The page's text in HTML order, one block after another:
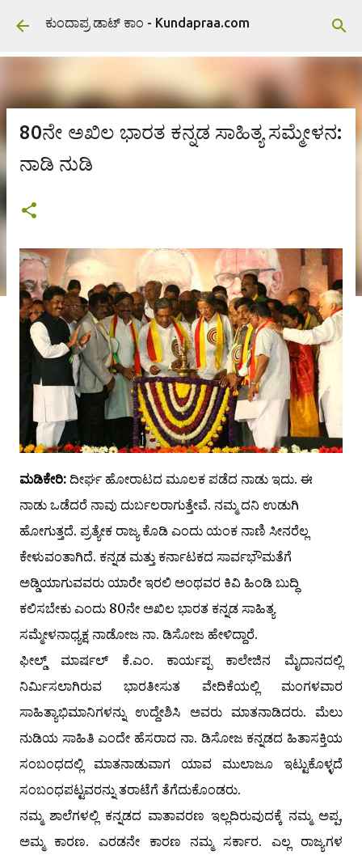
ವಿಷಯಕ್ಕೆ ಹೋಗಿ
ಕುಂದಾಪ್ರ ಡಾಟ್ ಕಾಂ - Kundapraa.com
80ನೇ ಅಖಿಲ ಭಾರತ ಕನ್ನಡ ಸಾಹಿತ್ಯ ಸಮ್ಮೇಳನ:
ನಾಡಿ ನುಡಿ
ಮಡಿಕೇರಿ: ದೀರ್ಘ ಹೋರಾಟದ ಮೂಲಕ ಪಡೆದ ನಾಡು ಇದು. ಈ
ನಾಡು ಒಡೆದರೆ ನಾವು ದುರ್ಬಲರಾಗುತ್ತೇವೆ. ನಮ್ಮ ದನಿ ಉಡುಗಿ
ಹೋಗುತ್ತದೆ. ಪ್ರತ್ಯೇಕ ರಾಜ್ಯ ಕೊಡಿ ಎಂದು ಯಂಕ ನಾಣಿ ಸೀನರೆಲ್ಲ
ಕೇಳುವಂತಾಗಿದೆ. ಕನ್ನಡ ಮತ್ತು ಕರ್ನಾಟಕದ ಸಾರ್ವಭೌಮತೆಗೆ
ಅಡ್ಡಿಯಾಗುವವರು ಯಾರೇ ಇರಲಿ ಅಂಥವರ ಕಿವಿ ಹಿಂಡಿ ಬುದ್ಧಿ
ಕಲಿಸಬೇಕು ಎಂದು 80ನೇ ಅಖಿಲ ಭಾರತ ಕನ್ನಡ ಸಾಹಿತ್ಯ
ಸಮ್ಮೇಳನಾಧ್ಯಕ್ಷ ನಾಡೋಜ ನಾ. ಡಿಸೋಜ ಹೇಳಿದ್ದಾರೆ.
ಫೀಲ್ಡ್ ಮಾರ್ಷಲ್ ಕೆ.ಎಂ. ಕಾರ್ಯಪ್ಪ ಕಾಲೇಜಿನ ಮೈದಾನದಲ್ಲಿ
ನಿರ್ಮಿಸಲಾಗಿರುವ ಭಾರತೀಸುತ ವೇದಿಕೆಯಲ್ಲಿ ಮಂಗಳವಾರ
ಸಾಹಿತ್ಯಾಭಿಮಾನಿಗಳನ್ನು ಉದ್ದೇಶಿಸಿ ಅವರು ಮಾತನಾಡಿದರು. ಮೆಲು
ನುಡಿಯ ಸಾಹಿತಿ ಎಂದೇ ಹೆಸರಾದ ನಾ. ಡಿಸೋಜ ಕನ್ನಡದ ಹಿತಾಸಕ್ತಿಯ
ಸಂಬಂಧದಲ್ಲಿ ಮಾತನಾಡುವಾಗ ಯಾವ ಮುಲಾಜೂ ಇಟ್ಟುಕೊಳ್ಳದೆ
ಸಂಬಂಧಪಟ್ಟವರನ್ನು ತರಾಟೆಗೆ ತೆಗೆದುಕೊಂಡರು.
ನಮ್ಮ ಶಾಲೆಗಳಲ್ಲಿ ಕನ್ನಡದ ವಾತಾವರಣ ಇಲ್ಲದಿರುವುದಕ್ಕೆ ನಮ್ಮ ಅಪ್ಪ,
ಅಮ್ಮ ಕಾರಣ. ಎರಡನೇ ಕಾರಣ ನಮ್ಮ ಸರ್ಕಾರ. ಎಲ್ಲ ರಾಜ್ಯಗಳ